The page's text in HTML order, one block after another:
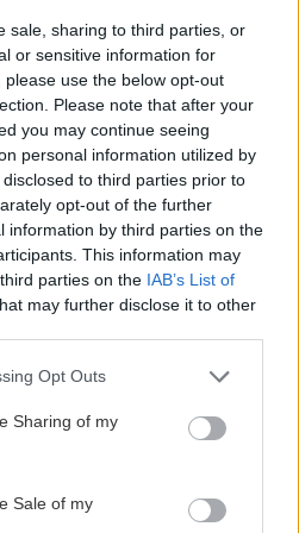
sale, sharing to third parties, or
or sensitive information for
use the below opt-out
Please note that after your
you may continue seeing
personal information utilized by
to third parties prior to
opt-out of the further
information by third parties on the
This information may
parties on the IAB’s List of
may further disclose it to other
app uses one or more Google
behaviour. You may click to
and its third-party tags to
purposes in below Google
Opt Outs
Sharing of my
Sale of my